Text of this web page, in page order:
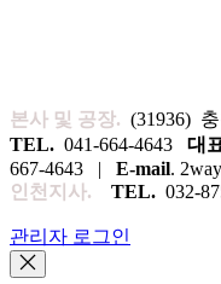
본사 및 공장. (31936)
TEL. 041-664-4643 대
667-4643 | E-mail.
인천지사.
TEL. 032-
관리자 로그인